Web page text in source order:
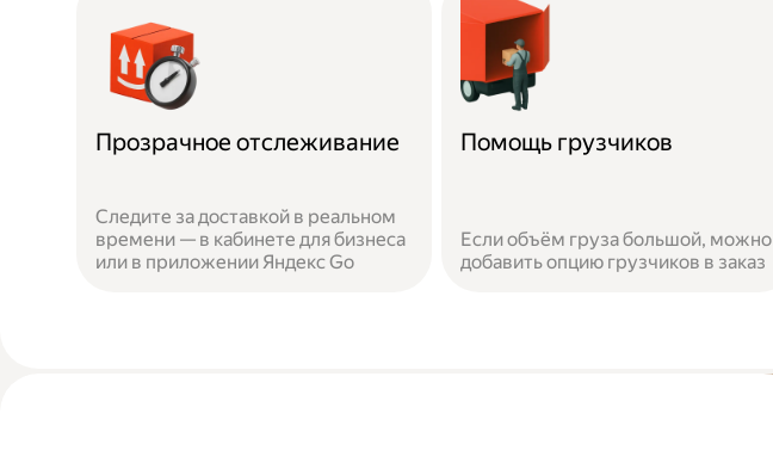
Прозрачное отслеживание
Следите за доставкой в реальном
времени — в кабинете для бизнеса
или в приложении Яндекс Go
Помощь грузчиков
Если объём груза большой, можно
добавить опцию грузчиков в заказ